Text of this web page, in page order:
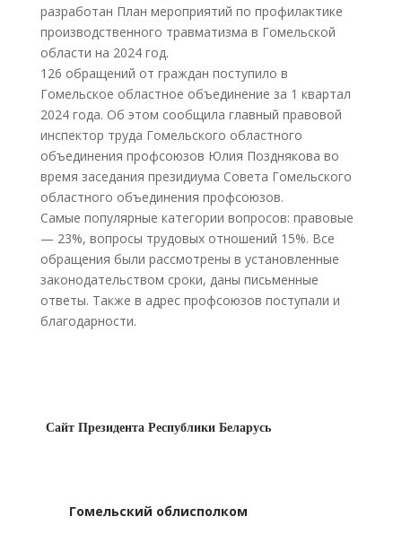
разработан План мероприятий по профилактике
производственного травматизма в Гомельской
области на 2024 год.
126 обращений от граждан поступило в
Гомельское областное объединение за 1 квартал
2024 года. Об этом сообщила главный правовой
инспектор труда Гомельского областного
объединения профсоюзов Юлия Позднякова во
время заседания президиума Совета Гомельского
областного объединения профсоюзов.
Самые популярные категории вопросов: правовые
— 23%, вопросы трудовых отношений 15%. Все
обращения были рассмотрены в установленные
законодательством сроки, даны письменные
ответы. Также в адрес профсоюзов поступали и
благодарности.
Сайт Президента Республики Беларусь
Гомельский облисполком